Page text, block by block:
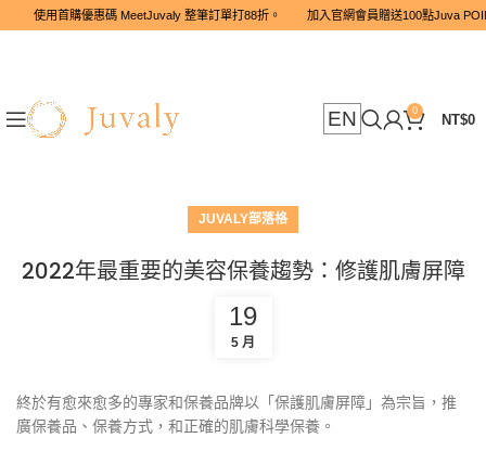
使用首購優惠碼 MeetJuvaly 整筆訂單打88折。 加入官網會
EN 0
NT$0
JUVALY部落格
2022年最重要的美容保養趨勢：修護肌膚屏障
19
5 月
終於有愈來愈多的專家和保養品牌以「保護肌膚屏障」為宗旨， 推
廣保養品、保養方式，和正確的肌膚科學保養。